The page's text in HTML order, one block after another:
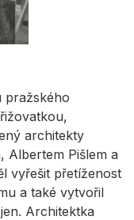
pražského
architekty
Albertem Pišlem a
vyřešit přetíženost
a také vytvořil
Architektka